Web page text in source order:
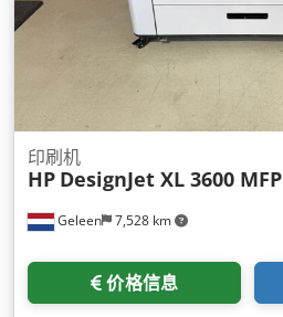
Geleen 7,528 km
印刷机
HP DesignJet XL 3600 MFP
价格信息